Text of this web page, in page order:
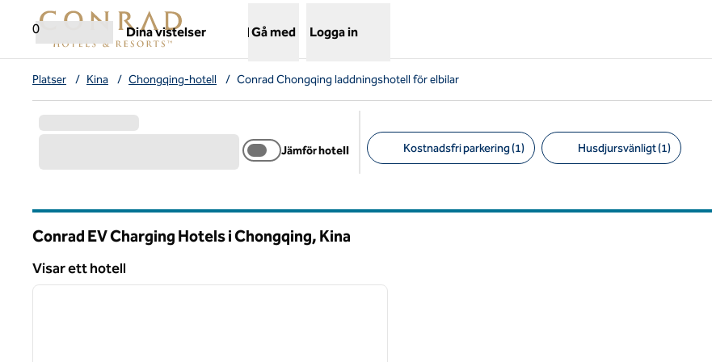
Gå vidare till innehållet
0
Dina vistelser
,öppnar ny flik
Gå med Logga in
Platser / Kina / Chongqing-hotell / Conrad Chongqing laddningshotell för elbilar
Jämför hotell Kostnadsfri parkering (1) Husdjursvänligt (1)
Conrad EV Charging Hotels i Chongqing, Kina
Visar ett hotell
Visar ett hotell
1 av 12
nästa bild